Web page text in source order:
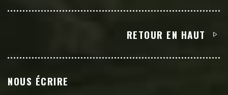
RETOUR EN HAUT
NOUS ÉCRIRE